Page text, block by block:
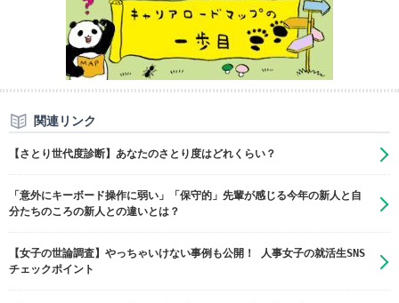
関連リンク
【さとり世代度診断】あなたのさとり度はどれくらい？
「意外にキーボード操作に弱い」「保守的」先輩が感じる今年の新人と自
分たちのころの新人との違いとは？
【女子の世論調査】やっちゃいけない事例も公開！ 人事女子の就活生SNS
チェックポイント